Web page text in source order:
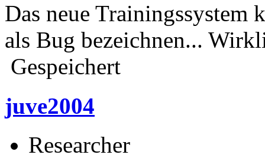
Das neue Trainingssystem
als Bug bezeichnen...
Gespeichert
juve2004
Researcher